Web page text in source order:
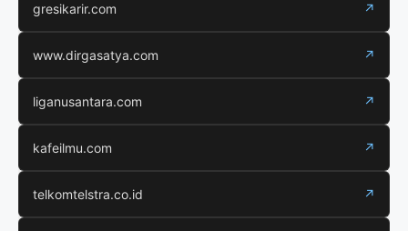
gresikarir.com ↗
www.dirgasatya.com ↗
liganusantara.com ↗
kafeilmu.com ↗
telkomtelstra.co.id ↗